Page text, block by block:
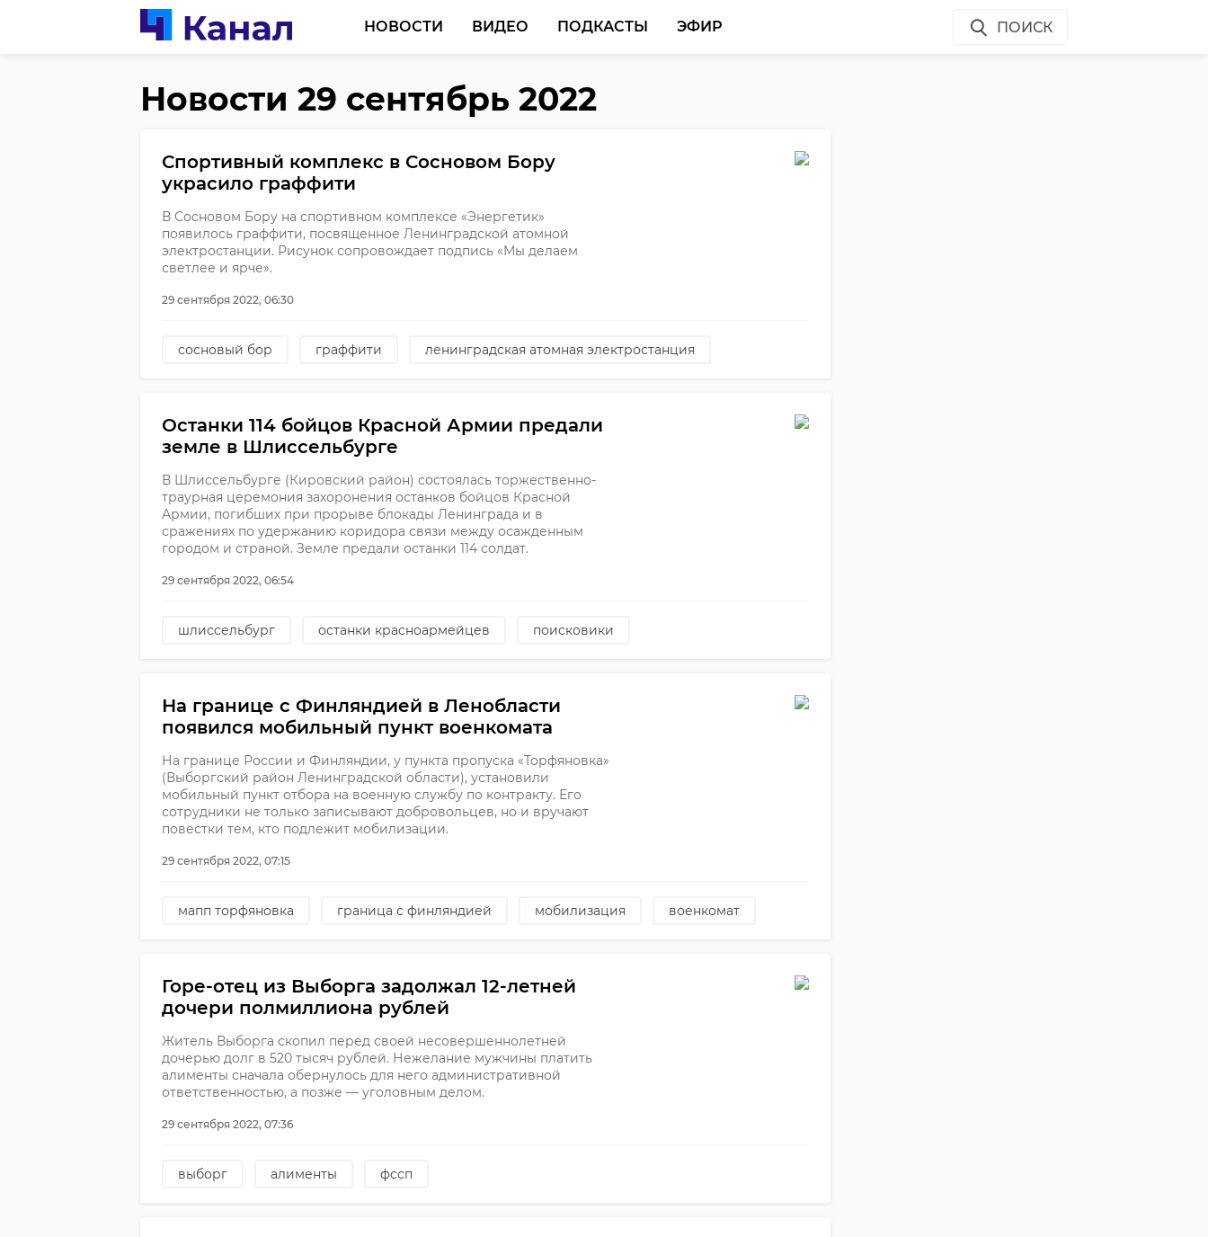
НОВОСТИ ВИДЕО ПОДКАСТЫ ЭФИР ПОИСК
Новости 29 сентябрь 2022
Спортивный комплекс в Сосновом Бору
украсило граффити
В Сосновом Бору на спортивном комплексе «Энергетик»
появилось граффити, посвященное Ленинградской атомной
электростанции. Рисунок сопровождает подпись «Мы делаем
светлее и ярче».
29 сентября 2022, 06:30
сосновый бор граффити ленинградская атомная электростанция
Останки 114 бойцов Красной Армии предали
земле в Шлиссельбурге
В Шлиссельбурге (Кировский район) состоялась торжественно-
траурная церемония захоронения останков бойцов Красной
Армии, погибших при прорыве блокады Ленинграда и в
сражениях по удержанию коридора связи между осажденным
городом и страной. Земле предали останки 114 солдат.
29 сентября 2022, 06:54
шлиссельбург останки красноармейцев поисковики
На границе с Финляндией в Ленобласти
появился мобильный пункт военкомата
На границе России и Финляндии, у пункта пропуска «Торфяновка»
(Выборгский район Ленинградской области), установили
мобильный пункт отбора на военную службу по контракту. Его
сотрудники не только записывают добровольцев, но и вручают
повестки тем, кто подлежит мобилизации.
29 сентября 2022, 07:15
мапп торфяновка граница с финляндией мобилизация военкомат
Горе-отец из Выборга задолжал 12-летней
дочери полмиллиона рублей
Житель Выборга скопил перед своей несовершеннолетней
дочерью долг в 520 тысяч рублей. Нежелание мужчины платить
алименты сначала обернулось для него административной
ответственностью, а позже — уголовным делом.
29 сентября 2022, 07:36
выборг алименты фссп